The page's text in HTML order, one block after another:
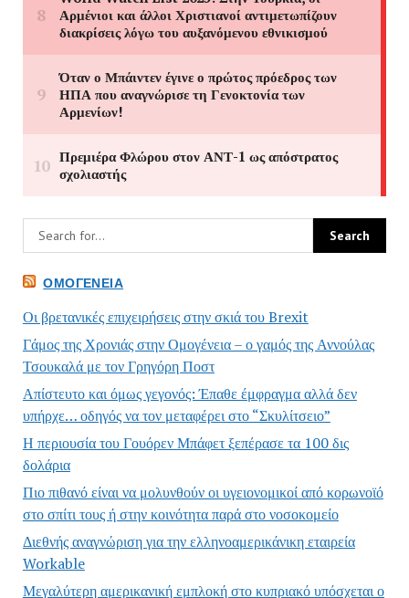
ΟΜΟΓΈΝΕΙΑ
Οι βρετανικές επιχειρήσεις στην σκιά του Brexit
Γάμος της Χρονιάς στην Ομογένεια – ο γαμός της Αννούλας
Τσουκαλά με τον Γρηγόρη Ποστ
Απίστευτο και όμως γεγονός: Έπαθε έμφραγμα αλλά δεν
υπήρχε… οδηγός να τον μεταφέρει στο “Σκυλίτσειο”
Η περιουσία του Γουόρεν Μπάφετ ξεπέρασε τα 100 δις
δολάρια
Πιο πιθανό είναι να μολυνθούν οι υγειονομικοί από κορωνοϊό
στο σπίτι τους ή στην κοινότητα παρά στο νοσοκομείο
Διεθνής αναγνώριση για την ελληνοαμερικάνικη εταιρεία
Workable
Μεγαλύτερη αμερικανική εμπλοκή στο κυπριακό υπόσχεται ο